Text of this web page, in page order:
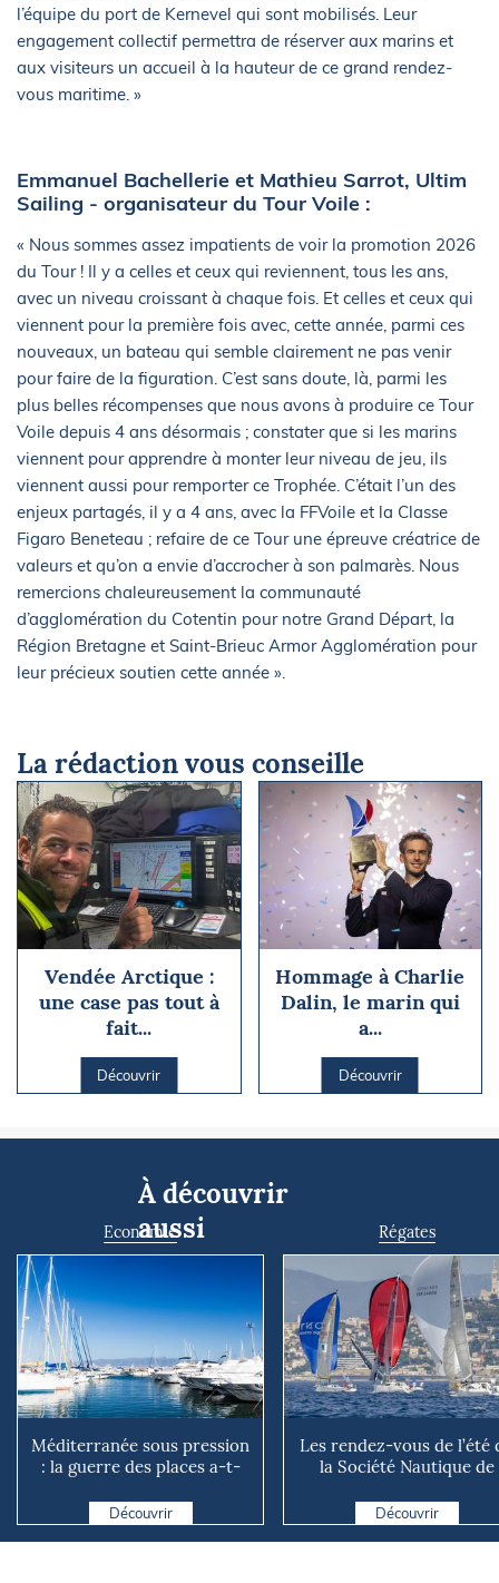
l’équipe du port de Kernevel qui sont mobilisés. Leur
engagement collectif permettra de réserver aux marins et
aux visiteurs un accueil à la hauteur de ce grand rendez-
vous maritime. »
Emmanuel Bachellerie et Mathieu Sarrot, Ultim
Sailing - organisateur du Tour Voile :
« Nous sommes assez impatients de voir la promotion 2026
du Tour ! Il y a celles et ceux qui reviennent, tous les ans,
avec un niveau croissant à chaque fois. Et celles et ceux qui
viennent pour la première fois avec, cette année, parmi ces
nouveaux, un bateau qui semble clairement ne pas venir
pour faire de la figuration. C’est sans doute, là, parmi les
plus belles récompenses que nous avons à produire ce Tour
Voile depuis 4 ans désormais ; constater que si les marins
viennent pour apprendre à monter leur niveau de jeu, ils
viennent aussi pour remporter ce Trophée. C’était l’un des
enjeux partagés, il y a 4 ans, avec la FFVoile et la Classe
Figaro Beneteau ; refaire de ce Tour une épreuve créatrice de
valeurs et qu’on a envie d’accrocher à son palmarès. Nous
remercions chaleureusement la communauté
d’agglomération du Cotentin pour notre Grand Départ, la
Région Bretagne et Saint-Brieuc Armor Agglomération pour
leur précieux soutien cette année ».
La rédaction vous conseille
Vendée Arctique :
une case pas tout à
fait...
Découvrir
Hommage à Charlie
Dalin, le marin qui
a...
Découvrir
À découvrir
aussi
Economie
Méditerranée sous pression
: la guerre des places a-t-
Découvrir
Régates
Les rendez-vous de l’été
la Société Nautique de
Découvrir